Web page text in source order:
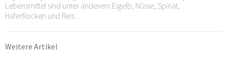
Lebensmittel sind unter anderem Eigelb, Nüsse, Spinat,
Haferflocken und Reis.
Weitere Artikel